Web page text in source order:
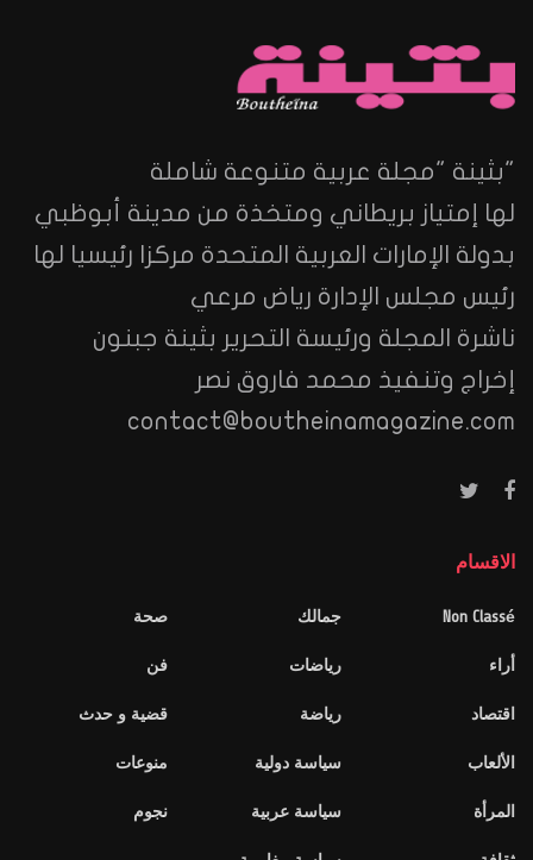
"بثينة "مجلة عربية متنوعة شاملة
لها إمتياز بريطاني ومتخذة من مدينة أبوظبي
بدولة الإمارات العربية المتحدة مركزا رئيسيا لها
رئيس مجلس الإدارة رياض مرعي
ناشرة المجلة ورئيسة التحرير بثينة جبنون
إخراج وتنفيذ محمد فاروق نصر
contact@boutheinamagazine.com
الاقسام
Non Classé
أراء
اقتصاد
الألعاب
المرأة
جمالك
رياضات
رياضة
سياسة دولية
سياسة عربية
صحة
فن
قضية و حدث
منوعات
نجوم